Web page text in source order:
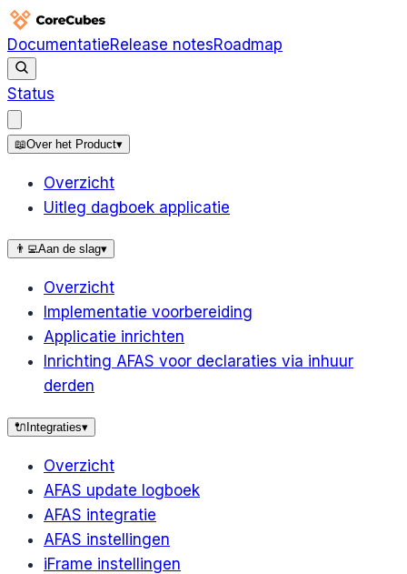
DocumentatieRelease notesRoadmap
Status
📖Over het Product▾
Overzicht
Uitleg dagboek applicatie
👨‍💻Aan de slag▾
Overzicht
Implementatie voorbereiding
Applicatie inrichten
Inrichting AFAS voor declaraties via inhuur
derden
🔌 Integraties▾
Overzicht
AFAS update logboek
AFAS integratie
AFAS instellingen
iFrame instellingen